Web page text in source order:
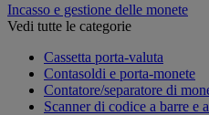
Incasso e gestione delle monete
Vedi tutte le categorie
Cassetta porta-valuta
Contasoldi e porta-monete
Contatore/separatore di
Scanner di codice a barre e